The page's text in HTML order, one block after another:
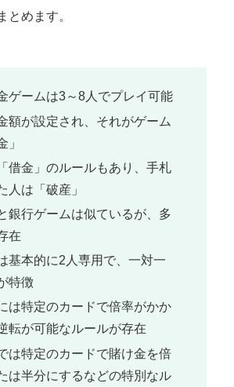
とめます。
ゲームは3～8人でプレイ可能
額が設定され、それがゲーム
」
借金」のルールもあり、手札
人は「破産」
銀行ゲームは似ているが、多
在
基本的に2人専用で、一対一
特徴
は特定のカードで倍率がかか
転が可能なルールが存在
は特定のカードで賭け金を倍
は半分にするなどの特別なル